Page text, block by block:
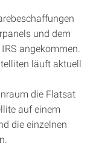
und dem
angekommen.
läuft aktuell
die Flatsat
auf einem
die einzelnen